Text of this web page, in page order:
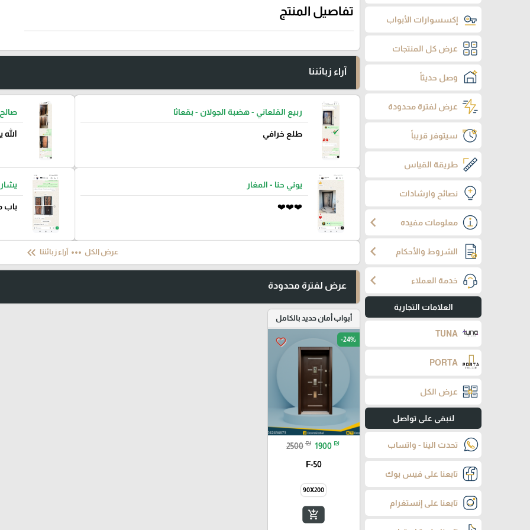
إكسسوارات الأبواب
عرض كل المنتجات
وصل حديثاً
عرض لفترة محدودة
سيتوفر قريباً
طريقة القياس
نصائح وارشادات
معلومات مفيده chevron_left
الشروط والأحكام chevron_left
خدمة العملاء chevron_left
العلامات التجارية
TUNA
PORTA
عرض الكل
لنبقى على تواصل
تحدث الينا - واتساب
تابعنا على فيس بوك
تابعنا على إنستغرام
تفاصيل المنتج
آراء زبائننا
ربيع القلعاني - هضبة الجولان - بقعاثا
طلع خرافي
يوني حنا - المغار
❤️❤️❤️ باب
عرض الكل more_horiz آراء زبائننا keyboard_double_arrow_left
عرض لفترة محدودة
أبواب أمان حديد بالكامل
favorite_border -24%
2500 ₪ 1900 ₪
F-50
90X200
add_shopping_cart